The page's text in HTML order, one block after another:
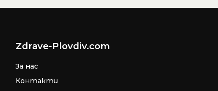
Zdrave-Plovdiv.com
За нас
Контакти